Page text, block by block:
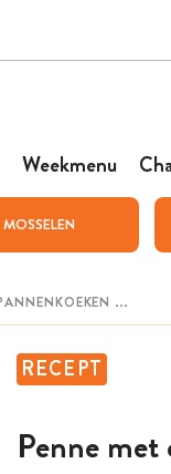
Weekmenu
MOSSELEN
RECEPT
Penne